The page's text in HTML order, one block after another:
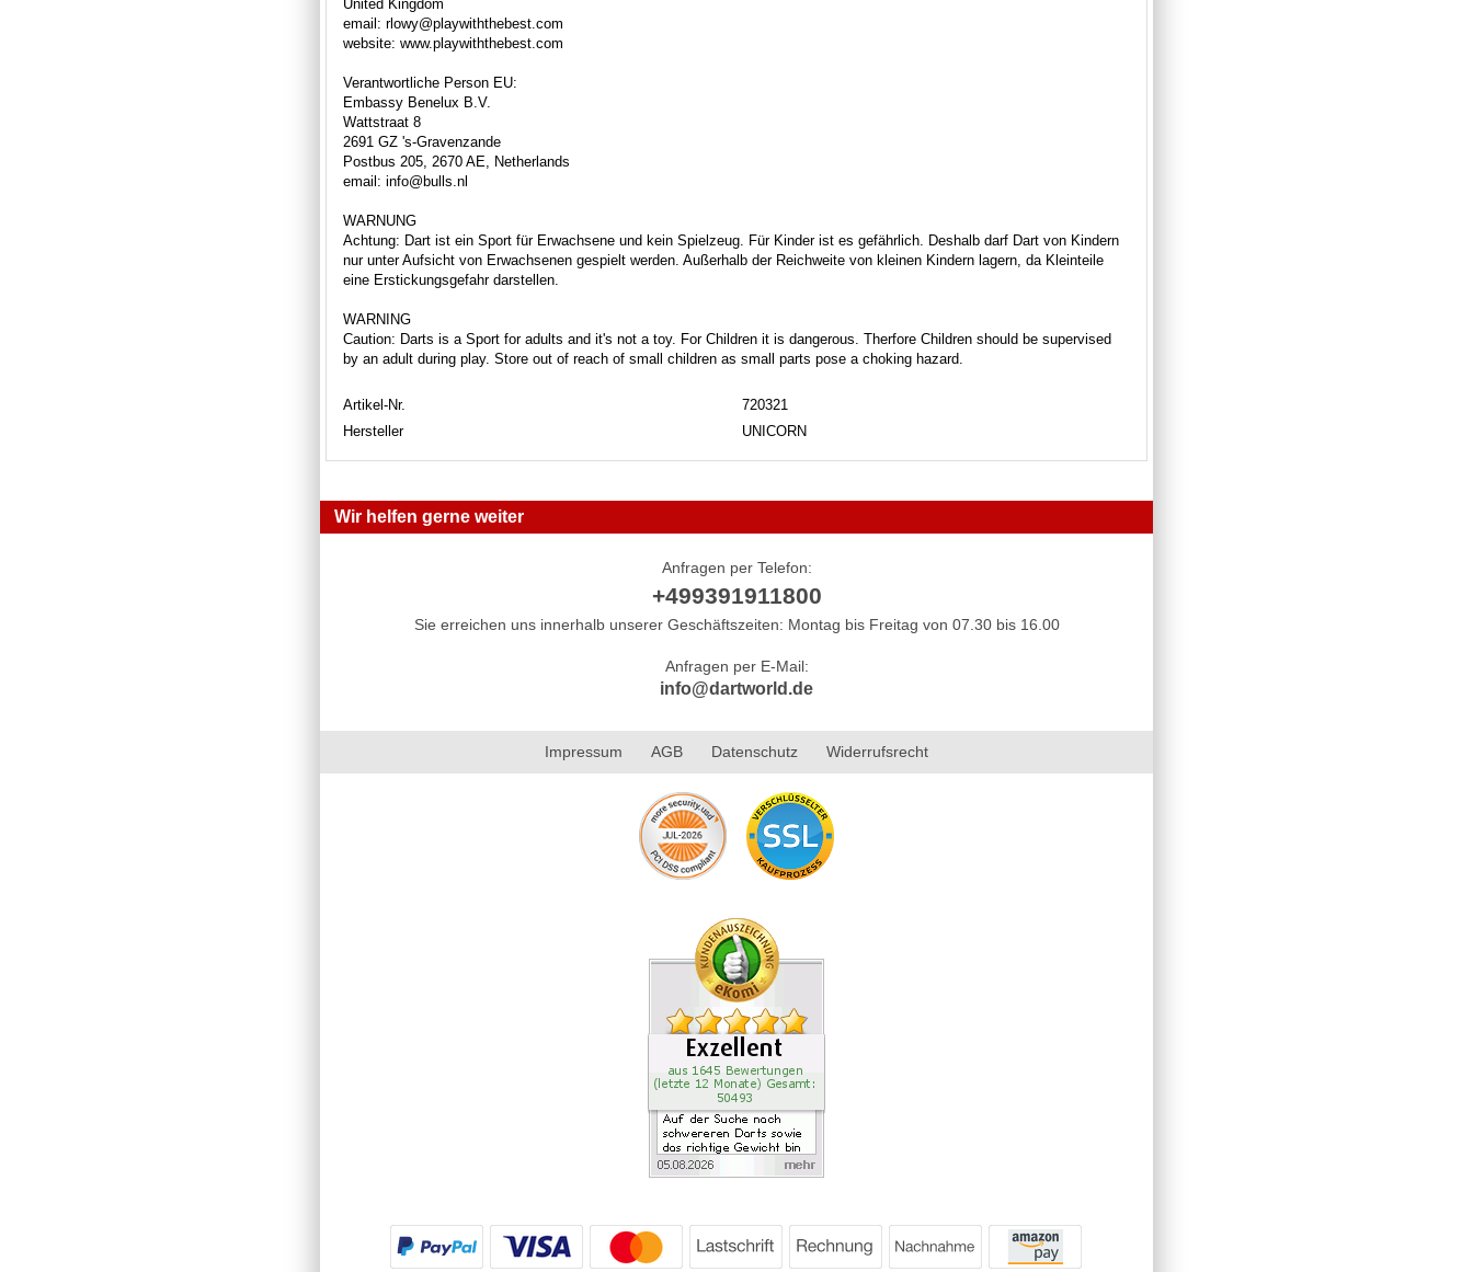
United Kingdom
email: rlowy@playwiththebest.com
website: www.playwiththebest.com
Verantwortliche Person EU:
Embassy Benelux B.V.
Wattstraat 8
2691 GZ 's-Gravenzande
Postbus 205, 2670 AE, Netherlands
email: info@bulls.nl
WARNUNG
Achtung: Dart ist ein Sport für Erwachsene und kein Spielzeug. Für Kinder ist es gefährlich. Deshalb darf Dart von Kindern
nur unter Aufsicht von Erwachsenen gespielt werden. Außerhalb der Reichweite von kleinen Kindern lagern, da Kleinteile
eine Erstickungsgefahr darstellen.
WARNING
Caution: Darts is a Sport for adults and it's not a toy. For Children it is dangerous. Therfore Children should be supervised
by an adult during play. Store out of reach of small children as small parts pose a choking hazard.
Artikel-Nr.
720321
Hersteller
UNICORN
Wir helfen gerne weiter
Anfragen per Telefon:
+499391911800
Sie erreichen uns innerhalb unserer Geschäftszeiten: Montag bis Freitag von 07.30 bis 16.00
Anfragen per E-Mail:
info@dartworld.de
Impressum AGB Datenschutz Widerrufsrecht